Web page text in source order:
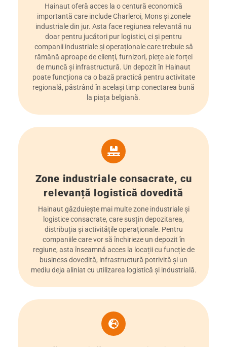
Hainaut oferă acces la o centură economică
importantă care include Charleroi, Mons și zonele
industriale din jur. Asta face regiunea relevantă nu
doar pentru jucători pur logistici, ci și pentru
companii industriale și operaționale care trebuie să
rămână aproape de clienți, furnizori, piețe ale forței
de muncă și infrastructură. Un depozit în Hainaut
poate funcționa ca o bază practică pentru activitate
regională, păstrând în același timp conectarea bună
la piața belgiană.
Zone industriale consacrate, cu
relevanță logistică dovedită
Hainaut găzduiește mai multe zone industriale și
logistice consacrate, care susțin depozitarea,
distribuția și activitățile operaționale. Pentru
companiile care vor să închirieze un depozit în
regiune, asta înseamnă acces la locații cu funcție de
business dovedită, infrastructură potrivită și un
mediu deja aliniat cu utilizarea logistică și industrială.